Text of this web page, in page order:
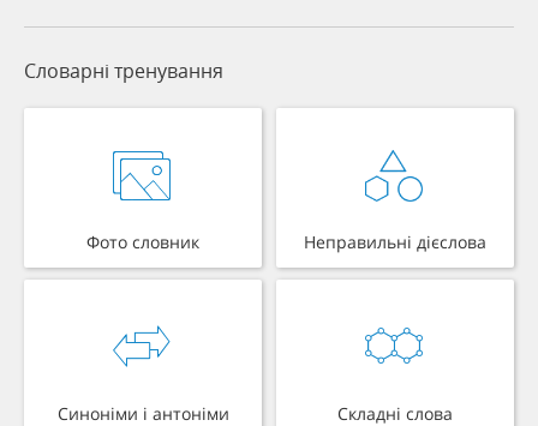
Словарні тренування
Фото словник Неправильні дієслова
Синоніми і антоніми Складні слова